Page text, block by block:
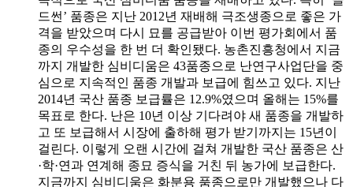
드썬’ 품종은 지난 2012년 재배해 극조생종으로 좋은 가
격을 받았으며 다시 묘를 공급받아 이번 평가회에서 품
종의 우수성을 한 번 더 확인됐다. 농촌진흥청에서 지금
까지 개발한 심비디움은 43품종으로 난연구사업단을 중
심으로 지속적인 품종 개발과 보급에 힘쓰고 있다. 지난
2014년 국산 품종 보급률은 12.9%였으며 올해는 15%를
목표로 한다. 난은 10년 이상 기다려야 새 품종을 개발하
고 또 보급해서 시장에 출하해 평가 받기까지는 15년이
걸린다. 이렇게 오랜 시간에 걸쳐 개발한 국산 품종은 산
·학·연과 연계해 종묘 증식을 거친 뒤 농가에 보급한다.
지금까지 심비디움은 화분용 품종으로만 개발했으나 다